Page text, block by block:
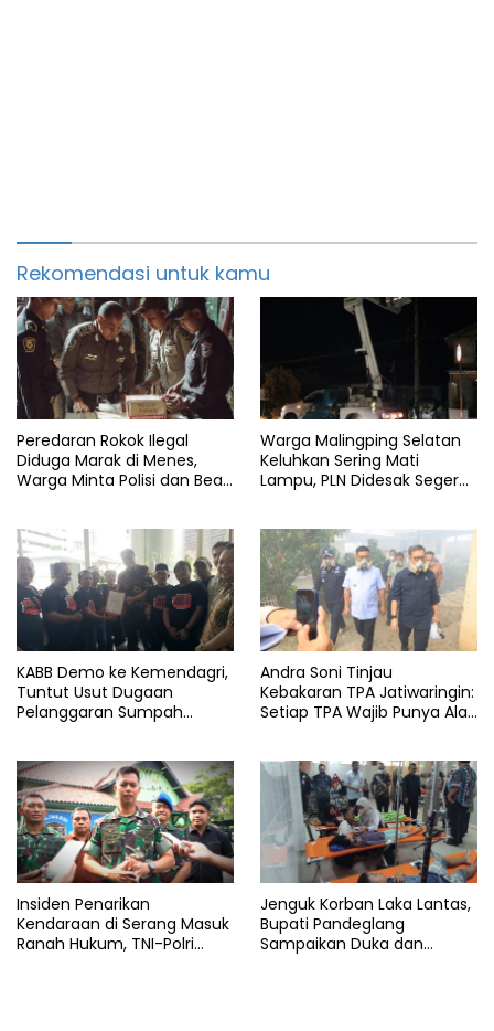
Rekomendasi untuk kamu
Peredaran Rokok Ilegal
Diduga Marak di Menes,
Warga Minta Polisi dan Bea
Warga Malingping Selatan
Keluhkan Sering Mati
Lampu, PLN Didesak Segera
KABB Demo ke Kemendagri,
Tuntut Usut Dugaan
Pelanggaran Sumpah
Andra Soni Tinjau
Kebakaran TPA Jatiwaringin:
Setiap TPA Wajib Punya Alat
Insiden Penarikan
Kendaraan di Serang Masuk
Ranah Hukum, TNI-Polri
Jenguk Korban Laka Lantas,
Bupati Pandeglang
Sampaikan Duka dan